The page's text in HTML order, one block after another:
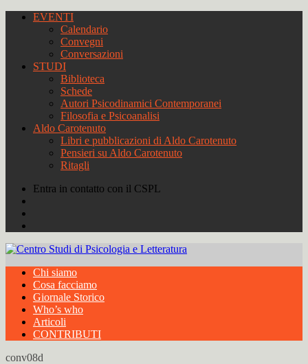
EVENTI
Calendario
Convegni
Conversazioni
STUDI
Biblioteca
Schede
Autori Psicodinamici Contemporanei
Filosofia e Psicoanalisi
Aldo Carotenuto
Libri e pubblicazioni di Aldo Carotenuto
Pensieri su Aldo Carotenuto
Ritagli
Entra in contatto con il CSPL
Chi siamo
Cosa facciamo
Giornale Storico
Who’s who
Articoli
CONTRIBUTI
conv08d